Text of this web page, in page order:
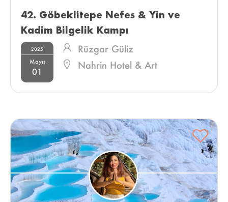
42. Göbeklitepe Nefes & Yin ve
Kadim Bilgelik Kampı
2025
Mayıs
01
Rüzgar Güliz
Nahrin Hotel & Art